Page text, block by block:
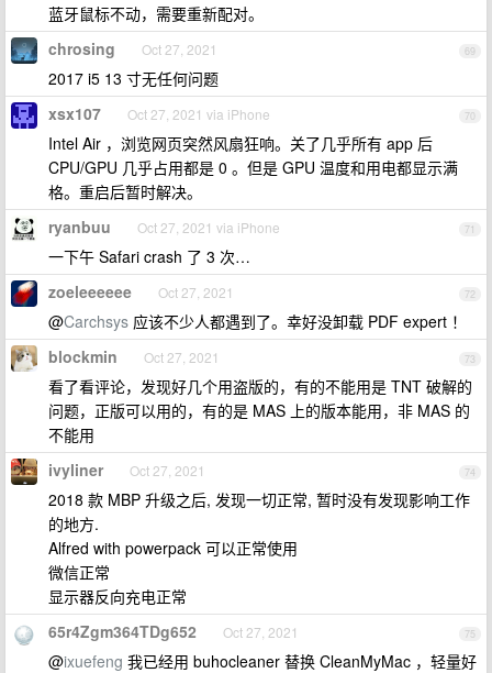
蓝牙鼠标不动，需要重新配对。
69
chrosing Oct 27, 2021
2017 i5 13 寸无任何问题
70
xsx107 Oct 27, 2021 via iPhone
Intel Air ，浏览网页突然风扇狂响。关了几乎所有 app 后
CPU/GPU 几乎占用都是 0 。但是 GPU 温度和用电都显示满
格。重启后暂时解决。
71
ryanbuu Oct 27, 2021 via iPhone
一下午 Safari crash 了 3 次…
72
zoeleeeeee Oct 27, 2021
@Carchsys 应该不少人都遇到了。幸好没卸载 PDF expert ！
73
blockmin Oct 27, 2021
看了看评论，发现好几个用盗版的，有的不能用是 TNT 破解的
问题，正版可以用的，有的是 MAS 上的版本能用，非 MAS 的
不能用
74
ivyliner Oct 27, 2021
2018 款 MBP 升级之后, 发现一切正常, 暂时没有发现影响工作
的地方.
Alfred with powerpack 可以正常使用
微信正常
显示器反向充电正常
75
65r4Zgm364TDg652 Oct 27, 2021
@ixuefeng 我已经用 buhocleaner 替换 CleanMyMac ，轻量好